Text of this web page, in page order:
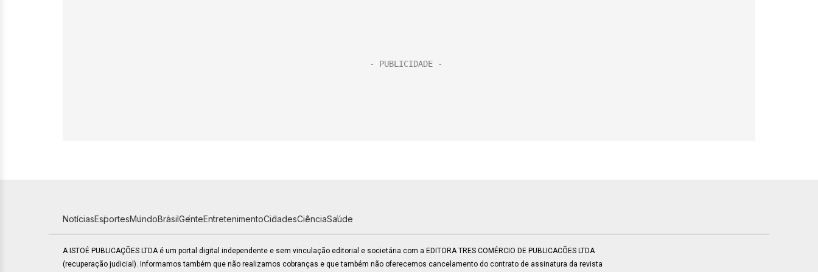
NotíciasEsportesMundoBrasilGenteEntretenimentoCidadesCiênciaSaúde
A ISTOÉ PUBLICAÇÕES LTDA é um portal digital independente e sem vinculação editorial e societária com a EDITORA TRES COMÉRCIO DE PUBLICACÕES LTDA
(recuperação judicial). Informamos também que não realizamos cobranças e que também não oferecemos cancelamento do contrato de assinatura da revista